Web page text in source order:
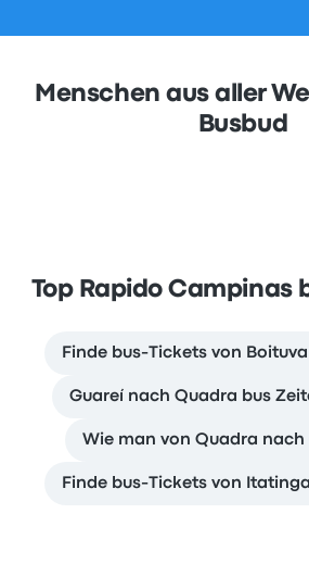
Menschen aus aller
Busbud
Top Rapido Campinas
Finde bus-Tickets von
Guareí nach Quadra bus
Wie man von Quadra nach
Finde bus-Tickets von